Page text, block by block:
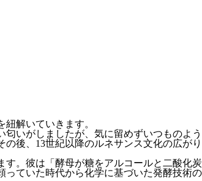
解いていきます。
いがしましたが、気に留めずいつものよう
後、13世紀以降のルネサンス文化の広がり
す。彼は「酵母が糖をアルコールと二酸化炭
ていた時代から化学に基づいた発酵技術の